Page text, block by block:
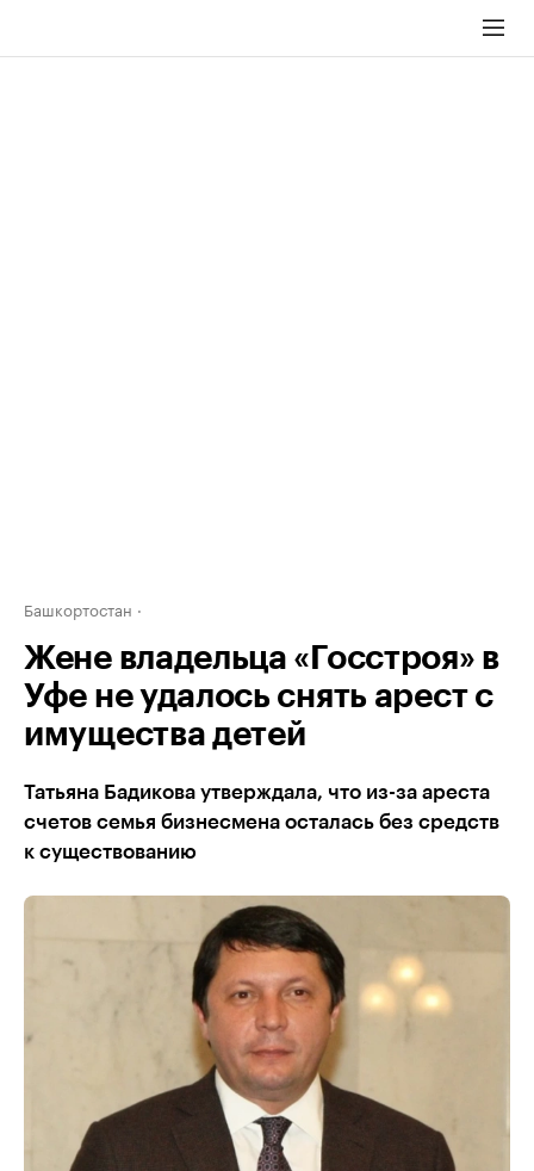
Башкортостан
Жене владельца «Госстроя» в
Уфе не удалось снять арест с
имущества детей
Татьяна Бадикова утверждала, что из-за ареста
счетов семья бизнесмена осталась без средств
к существованию